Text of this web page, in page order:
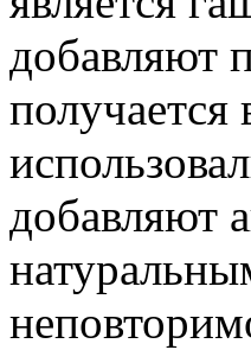
добавляют
получается
добавляют